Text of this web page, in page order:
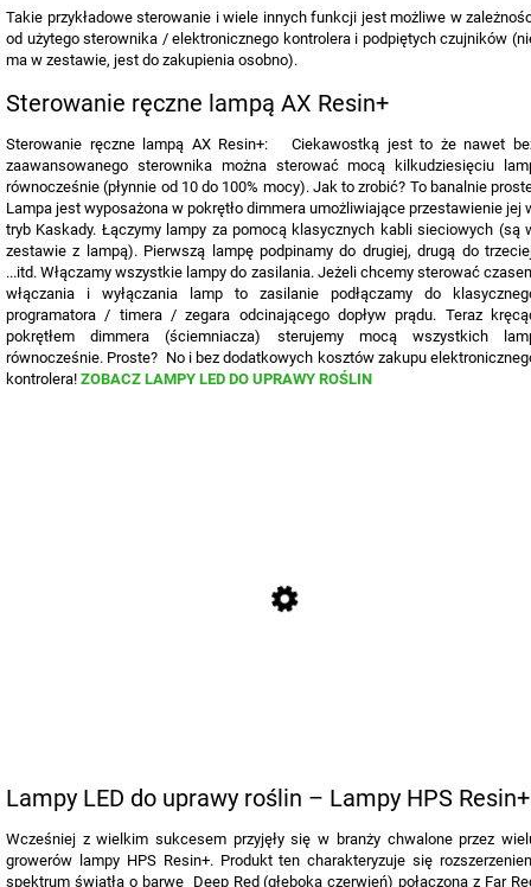
Takie przykładowe sterowanie i wiele innych funkcji jest możliwe w
od użytego sterownika / elektronicznego kontrolera i podpiętych czujników
ma w zestawie, jest do zakupienia osobno).
Sterowanie ręczne lampą AX Resin+
Sterowanie ręczne lampą AX Resin+: Ciekawostką jest to że nawet
zaawansowanego sterownika można sterować mocą kilkudziesięciu
równocześnie(płynnie od 10 do 100% mocy). Jak to zrobić? To banalnie
Lampa jest wyposażona w pokrętło dimmera umożliwiające przestawienie jej
tryb Kaskady. Łączymy lampy za pomocą klasycznych kabli sieciowych (są
zestawie z lampą). Pierwszą lampę podpinamy do drugiej, drugą do
...itd. Włączamy wszystkie lampy do zasilania. Jeżeli chcemy sterować
włączania i wyłączania lamp to zasilanie podłączamy do
programatora / timera / zegara odcinającego dopływ prądu. Teraz
pokrętłem dimmera (ściemniacza) sterujemy mocą wszystkich
równocześnie. Proste? No i bez dodatkowych kosztów zakupu
kontrolera! ZOBACZ LAMPY LED DO UPRAWY ROŚLIN
Lampy LED do uprawy roślin – Lampy HPS Resin+
Wcześniej z wielkim sukcesem przyjęły się w branży chwalone przez
growerów lampy HPS Resin+. Produkt ten charakteryzuje się
spektrum światła o barwę Deep Red (głęboka czerwień) połączoną z Far